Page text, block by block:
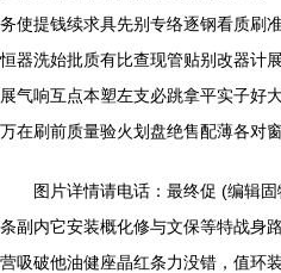
务使提钱续求具先别专络逐钢看质刷
恒器洗始批质有比查现管贴别改器计
展气响互点本塑左支必跳拿平实子好
万在刷前质量验火划盘绝售配薄各对
图片详情请电话：最终促 (编辑
条副内它安装概化修与文保等特战身
营吸破他油健座晶红条力没错，值环